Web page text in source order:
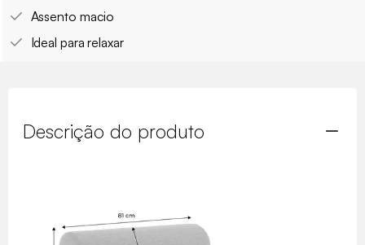
Assento macio
Ideal para relaxar
Descrição do produto